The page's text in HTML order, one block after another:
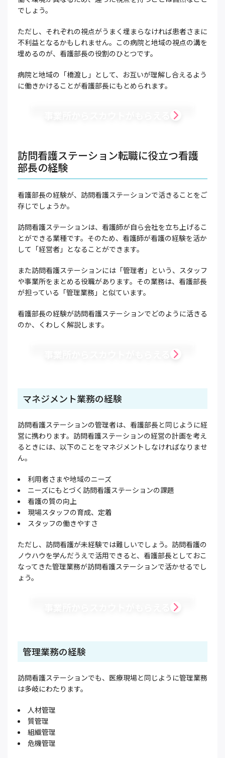
でしょう。
ただし、それぞれの視点がうまく埋まらなければ患者さまに
不利益となるかもしれません。この病院と地域の視点の溝を
埋めるのが、看護部長の役割のひとつです。
病院と地域の「橋渡し」として、お互いが理解し合えるよう
に働きかけることが看護部長にもとめられます。
訪問看護ステーション転職に役立つ看護
部長の経験
看護部長の経験が、訪問看護ステーションで活きることをご
存じでしょうか。
訪問看護ステーションは、看護師が自ら会社を立ち上げるこ
とができる業種です。そのため、看護師が看護の経験を活か
して「経営者」となることができます。
また訪問看護ステーションには「管理者」という、スタッフ
や事業所をまとめる役職があります。その業務は、看護部長
が担っている「管理業務」と似ています。
看護部長の経験が訪問看護ステーションでどのように活きる
のか、くわしく解説します。
マネジメント業務の経験
訪問看護ステーションの管理者は、看護部長と同じように経
営に携わります。訪問看護ステーションの経営の計画を考え
るときには、以下のことをマネジメントしなければなりませ
ん。
利用者さまや地域のニーズ
ニーズにもとづく訪問看護ステーションの課題
看護の質の向上
現場スタッフの育成、定着
スタッフの働きやすさ
ただし、訪問看護が未経験では難しいでしょう。訪問看護の
ノウハウを学んだうえで活用できると、看護部長としておこ
なってきた管理業務が訪問看護ステーションで活かせるでし
ょう。
管理業務の経験
訪問看護ステーションでも、医療現場と同じように管理業務
は多岐にわたります。
人材管理
質管理
組織管理
危機管理